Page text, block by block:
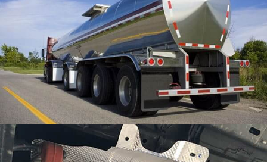
Les boucliers thermiques des voitures sont
généralement fabriqués à partir de matériaux durables
à haute température, comme la fibre céramique, fibre
de verre et feuille d'aluminium pour bouclier thermique
de voiture.